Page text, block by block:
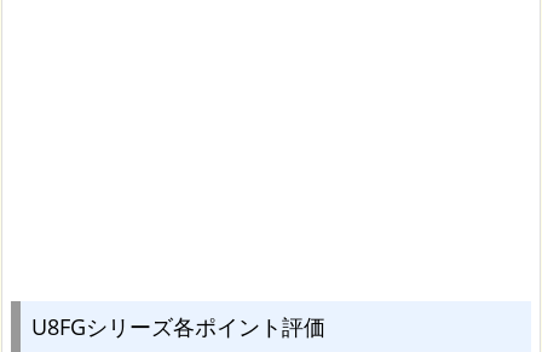
U8FGシリーズ各ポイント評価